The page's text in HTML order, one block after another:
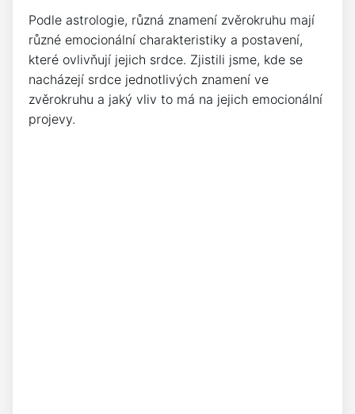
Podle astrologie, různá znamení zvěrokruhu mají
různé emocionální charakteristiky a postavení,
které ovlivňují jejich srdce. Zjistili jsme, kde se
nacházejí srdce jednotlivých znamení ve
zvěrokruhu a jaký vliv to má na jejich emocionální
projevy.